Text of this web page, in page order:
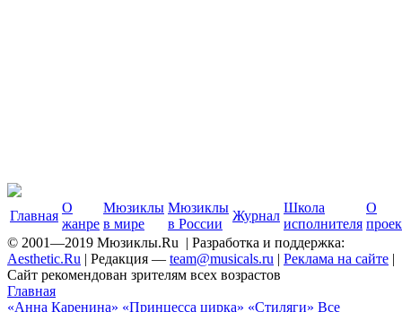
Главная
О
жанре
Мюзиклы
в мире
Мюзиклы
в России
Журнал
Школа
исполнителя
О
© 2001—2019 Мюзиклы.Ru | Разработка и поддержка:
Aesthetic.Ru | Редакция — team@musicals.ru | Реклама на сайте |
Сайт рекомендован зрителям всех возрастов
Главная
«Анна Каренина» «Принцесса цирка» «Стиляги» Все